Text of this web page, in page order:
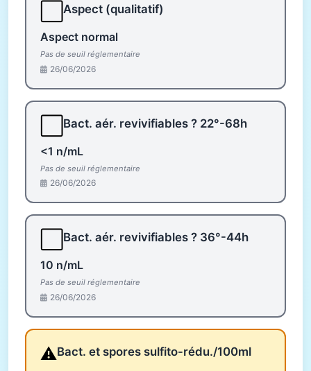
Aspect (qualitatif)
Aspect normal
Pas de seuil réglementaire
26/06/2026
Bact. aér. revivifiables ? 22°-68h
<1 n/mL
Pas de seuil réglementaire
26/06/2026
Bact. aér. revivifiables ? 36°-44h
10 n/mL
Pas de seuil réglementaire
26/06/2026
⚠️Bact. et spores sulfito-rédu./100ml